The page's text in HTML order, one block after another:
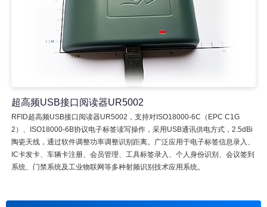
超高频USB接口阅读器UR5002
RFID超高频USB接口阅读器UR5002，支持对ISO18000-6C（EPC C1G
2）、ISO18000-6B协议电子标签读写操作，采用USB通讯供电方式，2.5dBi
陶瓷天线，通过软件调整功率调整识别距离。广泛应用于电子标签信息录入、
IC卡发卡、车辆卡注册、会员管理、工具标签录入、个人身份识别、会议签到
系统、门禁系统及工业物联网等多种射频识别技术应用系统。